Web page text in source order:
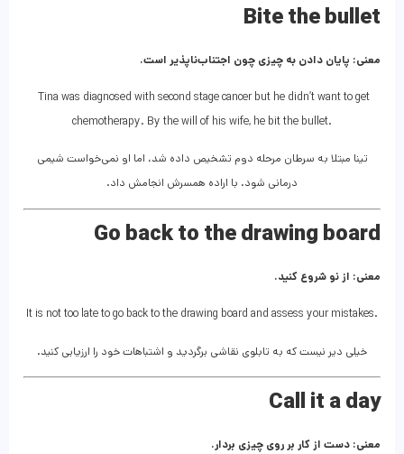
Bite the bullet
معنی: پایان دادن به چیزی چون اجتناب‌ناپذیر است.
Tina was diagnosed with second stage cancer but he didn’t want to get
chemotherapy. By the will of his wife, he bit the bullet.
تینا مبتلا به سرطان مرحله دوم تشخیص داده شد، اما او نمی‌خواست شیمی
درمانی شود. با اراده همسرش انجامش داد.
Go back to the drawing board
معنی: از نو شروع کنید.
It is not too late to go back to the drawing board and assess your mistakes.
خیلی دیر نیست که به تابلوی نقاشی برگردید و اشتباهات خود را ارزیابی کنید.
Call it a day
معنی: دست از کار بر روی چیزی بردار.